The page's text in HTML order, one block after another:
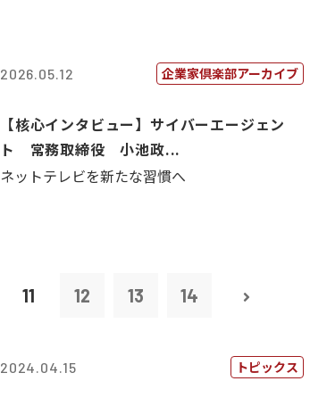
2026.05.12 企業家倶楽部アーカイブ
【核心インタビュー】サイバーエージェン
ト 常務取締役 小池政...
ネットテレビを新たな習慣へ
11 12 13 14
2024.04.15 トピックス